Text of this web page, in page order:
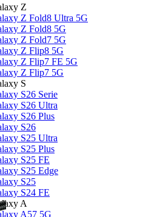
Z
Z Fold8 Ultra 5G
Z Fold8 5G
Z Fold7 5G
Z Flip8 5G
Z Flip7 FE 5G
Z Flip7 5G
S
S26 Serie
S26 Ultra
S26 Plus
S26
S25 Ultra
S25 Plus
S25 FE
S25 Edge
S25
S24 FE
A
A57 5G